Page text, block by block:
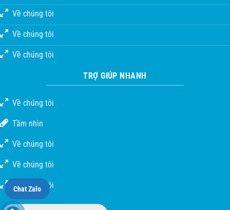
Về chúng tôi
Về chúng tôi
Về chúng tôi
TRỢ GIÚP NHANH
Về chúng tôi
Tầm nhìn
Về chúng tôi
Về chúng tôi
Về chúng tôi
Chat Zalo